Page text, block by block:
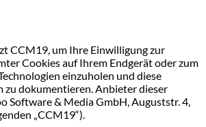
CCM19, um Ihre Einwilligung zur
Cookies auf Ihrem Endgerät oder zum
einzuholen und diese
dokumentieren. Anbieter dieser
Software & Media GmbH, Auguststr. 4,
„CCM19“).